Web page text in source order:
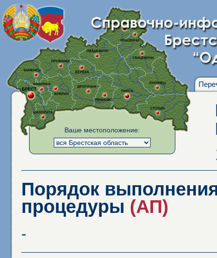
Ваше местоположение:
Порядок
процедуры (АП)
-